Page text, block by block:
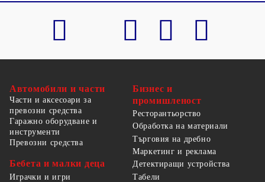
Автомобили и части
Части и аксесоари за
превозни средства
Гаражно оборудване и
инструменти
Превозни средства
Бебета и малки деца
Играчки и игри
Бизнес и
промишленост
Ресторантьорство
Обработка на материали
Търговия на дребно
Маркетинг и реклама
Детектиращи устройства
Табели